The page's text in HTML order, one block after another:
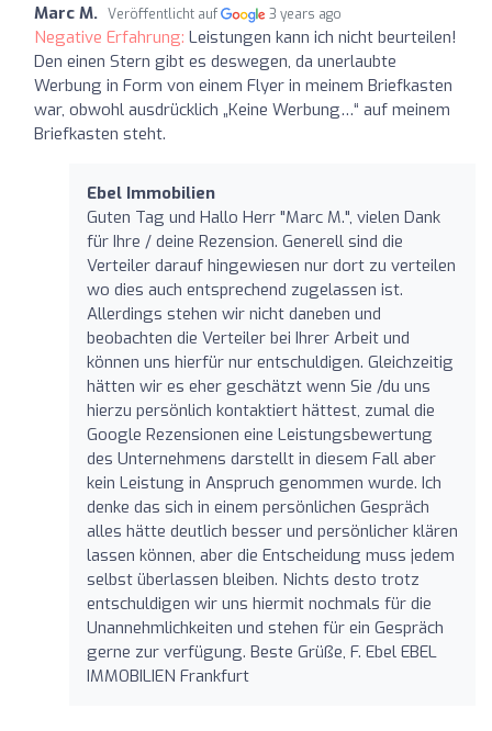
Marc M. Veröffentlicht auf 3 years ago
Negative Erfahrung: Leistungen kann ich nicht beurteilen!
Den einen Stern gibt es deswegen, da unerlaubte
Werbung in Form von einem Flyer in meinem Briefkasten
war, obwohl ausdrücklich „Keine Werbung…“ auf meinem
Briefkasten steht.
Ebel Immobilien
Guten Tag und Hallo Herr "Marc M.", vielen Dank
für Ihre / deine Rezension. Generell sind die
Verteiler darauf hingewiesen nur dort zu verteilen
wo dies auch entsprechend zugelassen ist.
Allerdings stehen wir nicht daneben und
beobachten die Verteiler bei Ihrer Arbeit und
können uns hierfür nur entschuldigen. Gleichzeitig
hätten wir es eher geschätzt wenn Sie /du uns
hierzu persönlich kontaktiert hättest, zumal die
Google Rezensionen eine Leistungsbewertung
des Unternehmens darstellt in diesem Fall aber
kein Leistung in Anspruch genommen wurde. Ich
denke das sich in einem persönlichen Gespräch
alles hätte deutlich besser und persönlicher klären
lassen können, aber die Entscheidung muss jedem
selbst überlassen bleiben. Nichts desto trotz
entschuldigen wir uns hiermit nochmals für die
Unannehmlichkeiten und stehen für ein Gespräch
gerne zur verfügung. Beste Grüße, F. Ebel EBEL
IMMOBILIEN Frankfurt